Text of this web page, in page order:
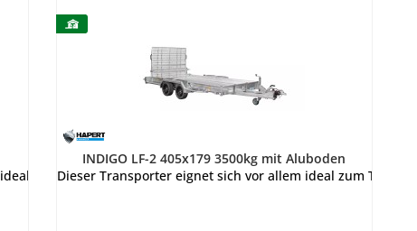
Auffahrwinkel. Die Rampe enthält eine integrierte
INDIGO LF-2 405x179 3500kg mit Aluboden
Dieser Transporter eignet sich vor allem ideal zum